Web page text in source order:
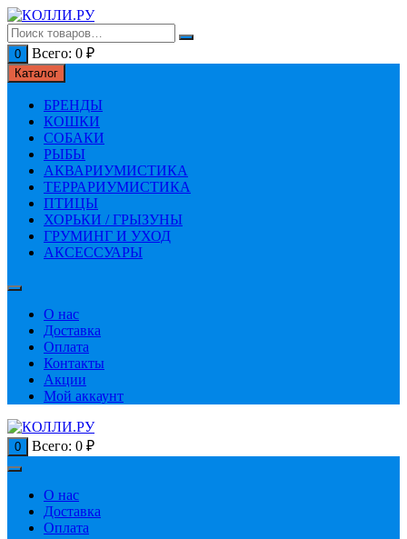
Перейти
к
содержимому
0 Всего: 0 ₽
Каталог
БРЕНДЫ
КОШКИ
СОБАКИ
РЫБЫ
АКВАРИУМИСТИКА
ТЕРРАРИУМИСТИКА
ПТИЦЫ
ХОРЬКИ / ГРЫЗУНЫ
ГРУМИНГ И УХОД
АКСЕССУАРЫ
О нас
Доставка
Оплата
Контакты
Акции
Мой аккаунт
0 Всего: 0 ₽
О нас
Доставка
Оплата